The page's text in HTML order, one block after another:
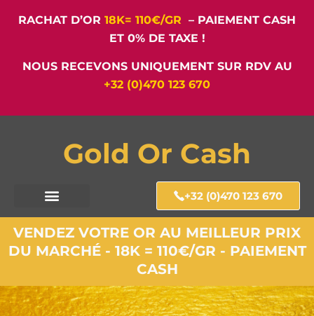
RACHAT D’OR 18K= 110€/GR – PAIEMENT CASH
ET 0% DE TAXE !
NOUS RECEVONS UNIQUEMENT SUR RDV AU
+32 (0)470 123 670
Gold Or Cash
+32 (0)470 123 670
VENDEZ VOTRE OR AU MEILLEUR PRIX
DU MARCHÉ - 18K = 110€/GR - PAIEMENT
CASH